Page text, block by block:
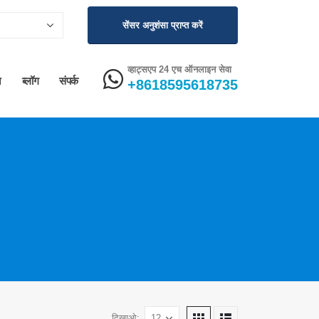
सेंसर अनुशंसा प्राप्त करें
ब्लॉग संपर्क
व्हाट्सएप 24 एच ऑनलाइन सेवा
+8618595618735